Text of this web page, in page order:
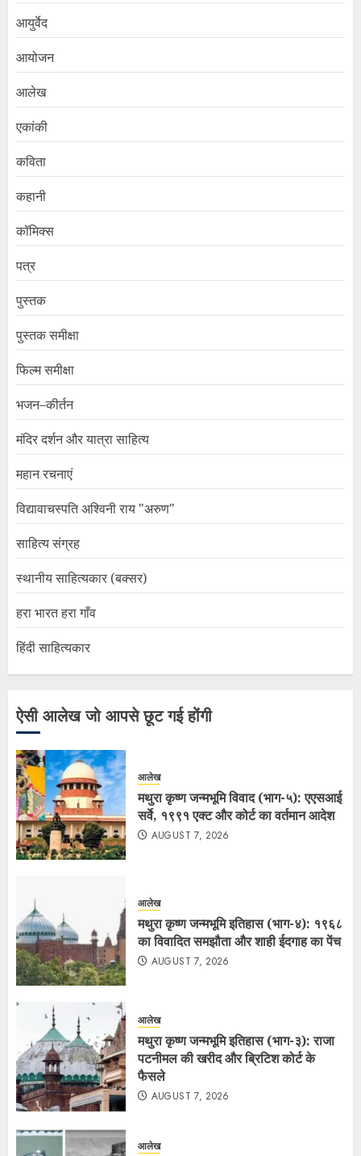
आयुर्वेद
आयोजन
आलेख
एकांकी
कविता
कहानी
कॉमिक्स
पत्र
पुस्तक
पुस्तक समीक्षा
फिल्म समीक्षा
भजन–कीर्तन
मंदिर दर्शन और यात्रा साहित्य
महान रचनाएं
विद्यावाचस्पति अश्विनी राय "अरुण"
साहित्य संग्रह
स्थानीय साहित्यकार (बक्सर)
हरा भारत हरा गाँव
हिंदी साहित्यकार
ऐसी आलेख जो आपसे छूट गई होंगी
आलेख
मथुरा कृष्ण जन्मभूमि विवाद (भाग-५): एएसआई
सर्वे, १९९१ एक्ट और कोर्ट का वर्तमान आदेश
AUGUST 7, 2026
आलेख
मथुरा कृष्ण जन्मभूमि इतिहास (भाग-४): १९६८
का विवादित समझौता और शाही ईदगाह का पेंच
AUGUST 7, 2026
आलेख
मथुरा कृष्ण जन्मभूमि इतिहास (भाग-३): राजा
पटनीमल की खरीद और ब्रिटिश कोर्ट के
फैसले
AUGUST 7, 2026
आलेख